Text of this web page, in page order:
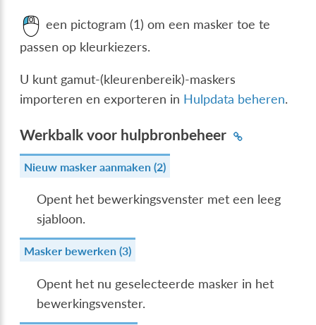
een pictogram (1) om een masker toe te
passen op kleurkiezers.
U kunt gamut-(kleurenbereik)-maskers
importeren en exporteren in Hulpdata beheren.
Werkbalk voor hulpbronbeheer
Nieuw masker aanmaken (2)
Opent het bewerkingsvenster met een leeg
sjabloon.
Masker bewerken (3)
Opent het nu geselecteerde masker in het
bewerkingsvenster.